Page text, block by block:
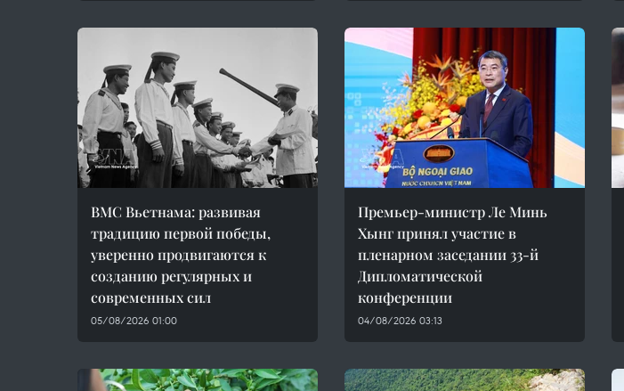
ВМС Вьетнама: развивая
традицию первой победы,
уверенно продвигаются к
созданию регулярных и
современных сил
05/08/2026 01:00
Премьер-министр Ле Минь
Хынг принял участие в
пленарном заседании 33-й
Дипломатической
конференции
04/08/2026 03:13